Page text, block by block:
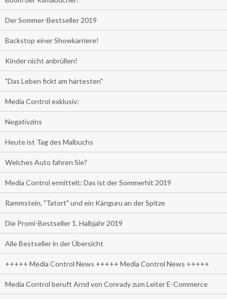
Der Sommer-Bestseller 2019
Backstop einer Showkarriere!
Kinder nicht anbrüllen!
"Das Leben fickt am härtesten"
Media Control exklusiv:
Negativzins
Heute ist Tag des Malbuchs
Welches Auto fahren Sie?
Media Control ermittelt: Das ist der Sommerhit 2019
Rammstein, "Tatort" und ein Känguru an der Spitze
Die Promi-Bestseller 1. Halbjahr 2019
Alle Bestseller in der Übersicht
+++++ Media Control News +++++ Media Control News +++++
Media Control beruft Arnd von Conrady zum Leiter E-Commerce